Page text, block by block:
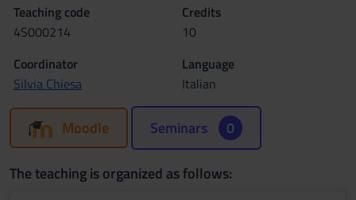
Teaching code
4S000214
Credits
10
Coordinator
Silvia Chiesa
Language
Italian
Moodle Seminars 0
The teaching is organized as follows: